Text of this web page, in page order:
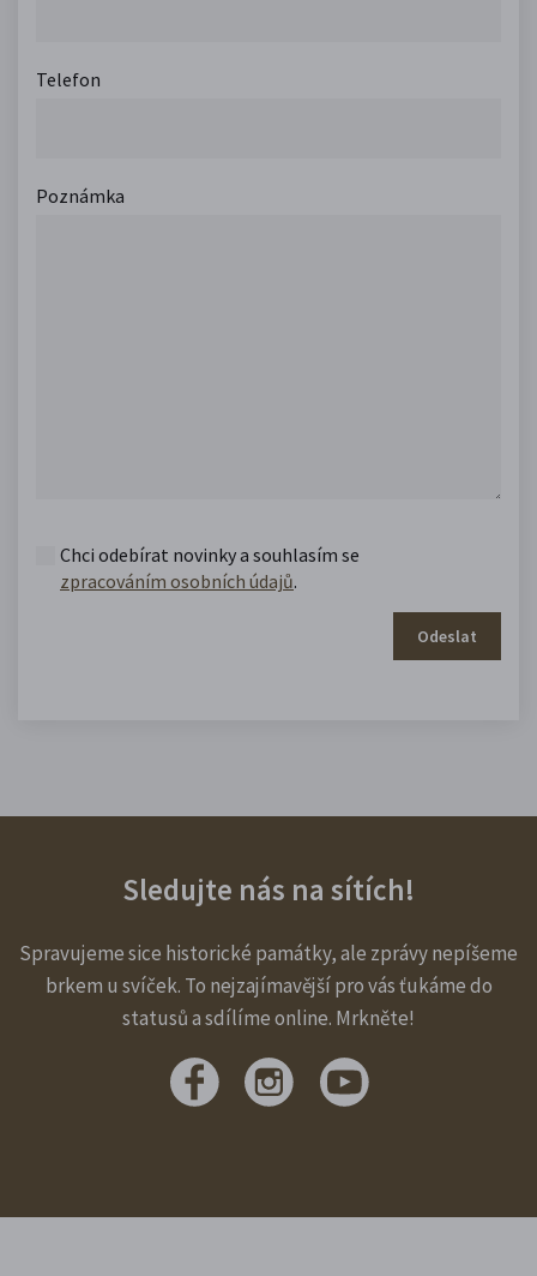
Telefon
Poznámka
Chci odebírat novinky a souhlasím se
zpracováním osobních údajů.
Odeslat
Sledujte nás na sítích!
Spravujeme sice historické památky, ale zprávy nepíšeme
brkem u svíček. To nejzajímavější pro vás ťukáme do
statusů a sdílíme online. Mrkněte!